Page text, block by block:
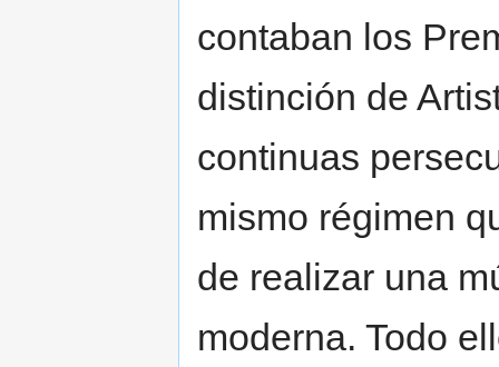
contaban los
distinción de
continuas
mismo régimen
de realizar una
moderna. Todo